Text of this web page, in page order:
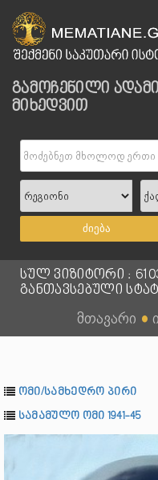
გამოჩენილი
მიხედვით
ძიება
სულ ვიზიტორი :
განთავსებული
მთავარი ●
ომი/სამხედრო პირი
სამამულო ომი 1941-45